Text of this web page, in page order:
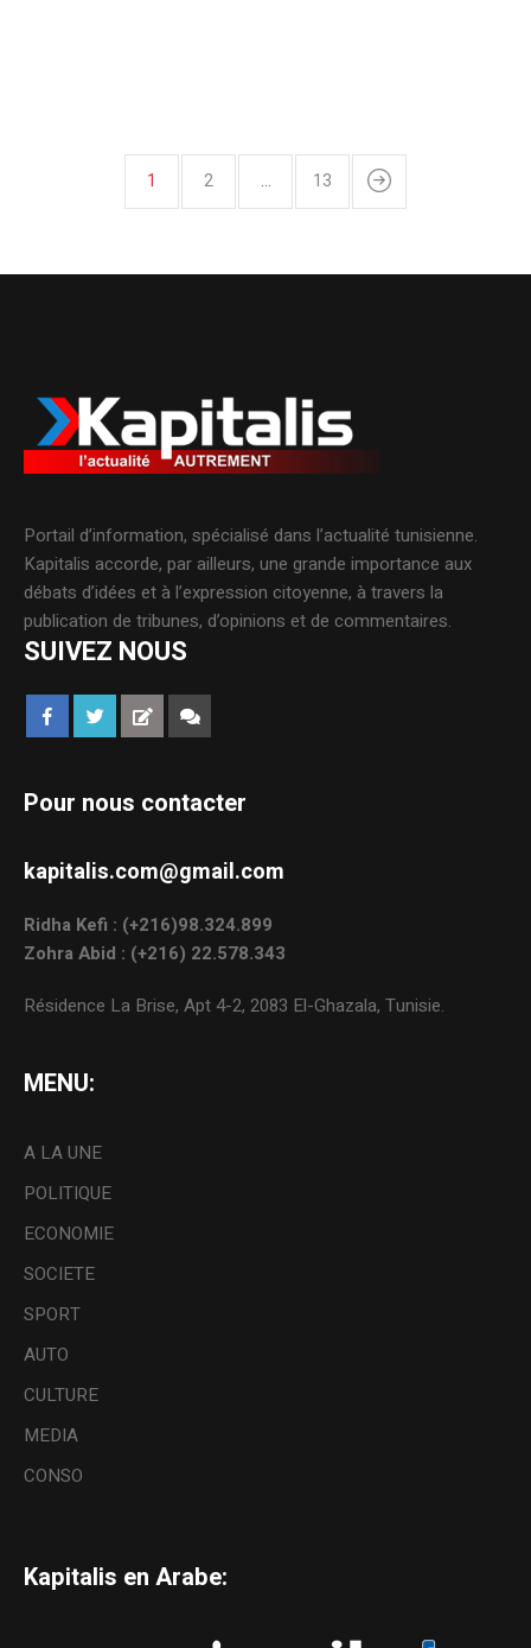
1 2 … 13
Portail d’information, spécialisé dans l’actualité tunisienne.
Kapitalis accorde, par ailleurs, une grande importance aux
débats d’idées et à l’expression citoyenne, à travers la
publication de tribunes, d’opinions et de commentaires.
SUIVEZ NOUS
Pour nous contacter
kapitalis.com@gmail.com
Ridha Kefi : (+216)98.324.899
Zohra Abid : (+216) 22.578.343
Résidence La Brise, Apt 4-2, 2083 El-Ghazala, Tunisie.
MENU:
A LA UNE
POLITIQUE
ECONOMIE
SOCIETE
SPORT
AUTO
CULTURE
MEDIA
CONSO
Kapitalis en Arabe: